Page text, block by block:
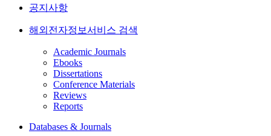
공지사항
해외전자정보서비스 검색
Academic Journals
Ebooks
Dissertations
Conference Materials
Reviews
Reports
Databases & Journals